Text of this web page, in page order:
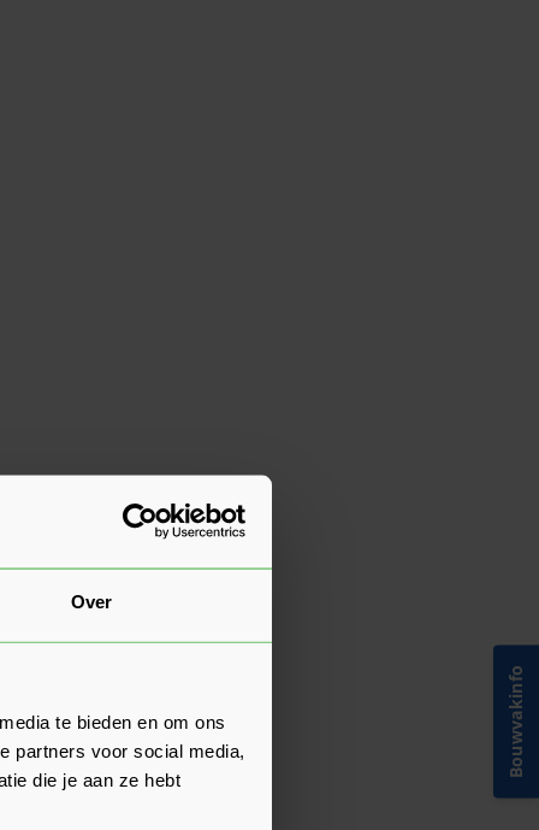
Over
te bieden en om ons
partners voor social media,
die je aan ze hebt
Bouwvakinfo